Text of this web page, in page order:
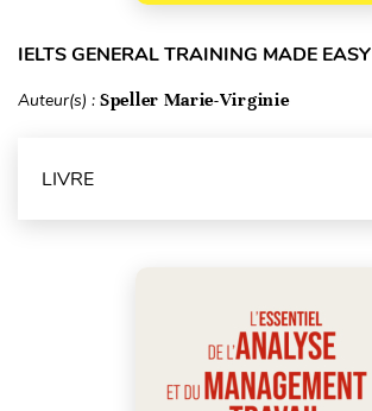
IELTS GENERAL TRAINING MADE EASY
Auteur(s) : Speller Marie-Virginie
LIVRE